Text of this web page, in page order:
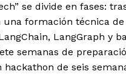
se divide en fases:
formación técnica
LangGraph y
semanas de
de seis